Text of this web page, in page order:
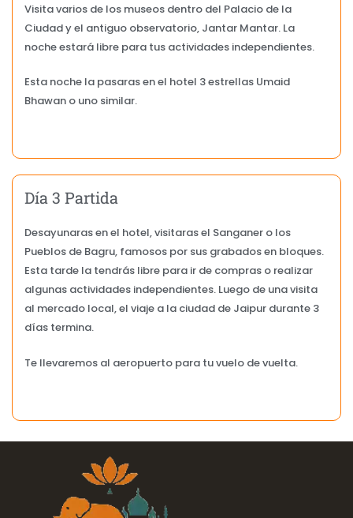
Visita varios de los museos dentro del Palacio de la
Ciudad y el antiguo observatorio, Jantar Mantar. La
noche estará libre para tus actividades independientes.
Esta noche la pasaras en el hotel 3 estrellas Umaid
Bhawan o uno similar.
Día 3 Partida
Desayunaras en el hotel, visitaras el Sanganer o los
Pueblos de Bagru, famosos por sus grabados en bloques.
Esta tarde la tendrás libre para ir de compras o realizar
algunas actividades independientes. Luego de una visita
al mercado local, el viaje a la ciudad de Jaipur durante 3
días termina.
Te llevaremos al aeropuerto para tu vuelo de vuelta.